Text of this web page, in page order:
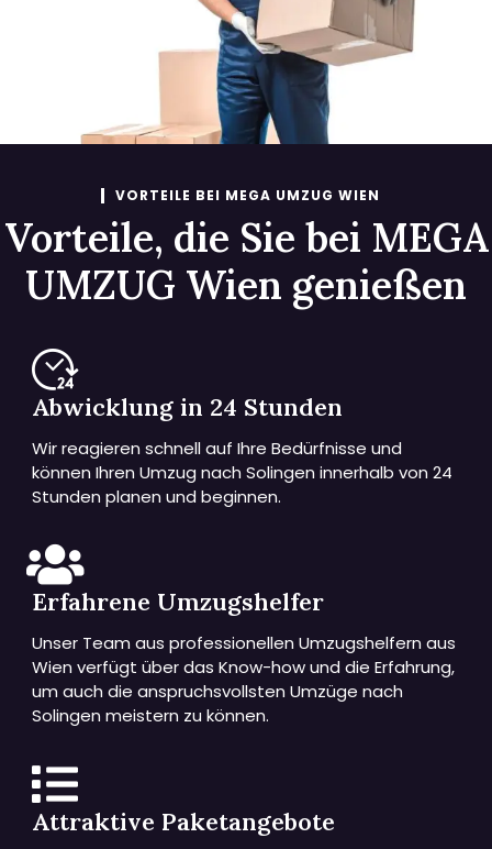
VORTEILE BEI MEGA UMZUG WIEN
Vorteile, die Sie bei MEGA
UMZUG Wien genießen
Abwicklung in 24 Stunden
Wir reagieren schnell auf Ihre Bedürfnisse und
können Ihren Umzug nach Solingen innerhalb von 24
Stunden planen und beginnen.
Erfahrene Umzugshelfer
Unser Team aus professionellen Umzugshelfern aus
Wien verfügt über das Know-how und die Erfahrung,
um auch die anspruchsvollsten Umzüge nach
Solingen meistern zu können.
Attraktive Paketangebote